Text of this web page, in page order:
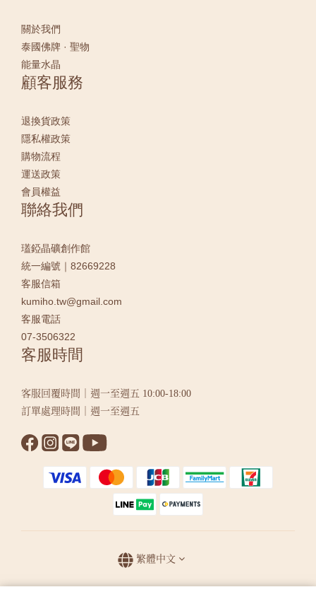
關於我們
泰國佛牌 · 聖物
能量水晶
顧客服務
退換貨政策
隱私權政策
購物流程
運送政策
會員權益
聯絡我們
瓂錏晶礦創作館
統一編號｜82669228
客服信箱
kumiho.tw@gmail.com
客服電話
07-3506322
客服時間
客服回覆時間｜週一至週五 10:00-18:00
訂單處理時間｜週一至週五
繁體中文